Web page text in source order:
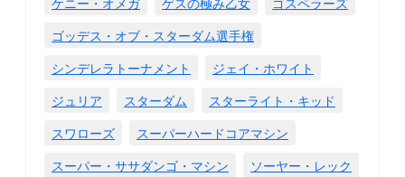
ゴッデス・オブ・スターダム選手権
シンデレラトーナメント
ジェイ・ホワイト
ジュリア
スターダム
スターライト・キッド
スワローズ
スーパーハードコアマシン
スーパー・ササダンゴ・マシン
ソーヤー・レック